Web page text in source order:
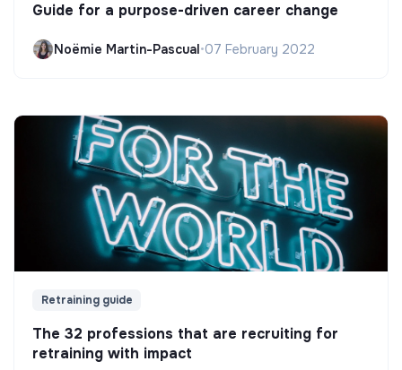
Guide for a purpose-driven career change
Noëmie Martin-Pascual•07 February 2022
Retraining guide
The 32 professions that are recruiting for
retraining with impact